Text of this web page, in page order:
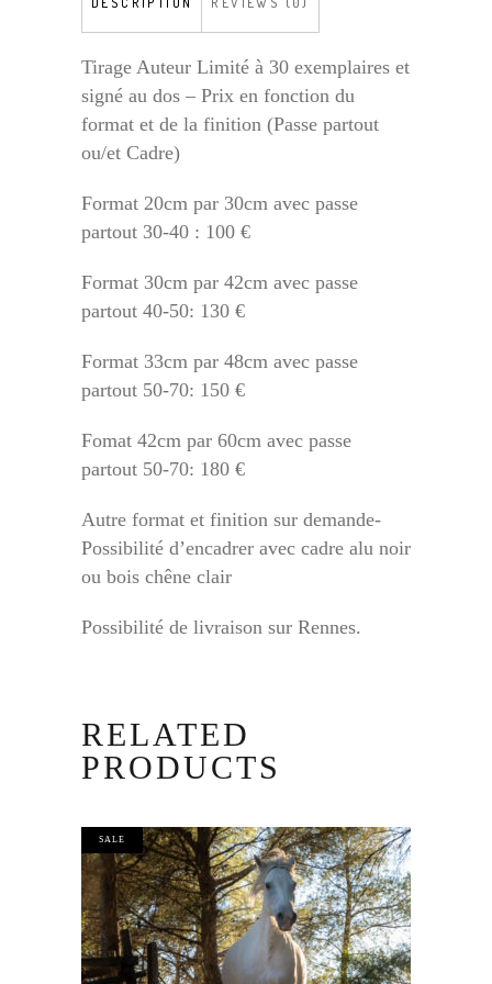
Tirage Auteur Limité à 30 exemplaires et
signé au dos – Prix en fonction du
format et de la finition (Passe partout
ou/et Cadre)
Format 20cm par 30cm avec passe
partout 30-40 : 100 €
Format 30cm par 42cm avec passe
partout 40-50: 130 €
Format 33cm par 48cm avec passe
partout 50-70: 150 €
Fomat 42cm par 60cm avec passe
partout 50-70: 180 €
Autre format et finition sur demande-
Possibilité d’encadrer avec cadre alu noir
ou bois chêne clair
Possibilité de livraison sur Rennes.
RELATED
PRODUCTS
SALE